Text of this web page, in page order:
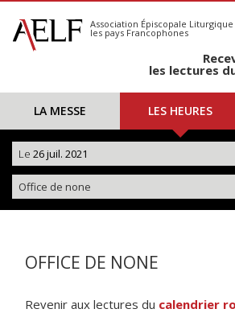
S'abonner
Calendrier
Association Épiscopale Liturgique
les pays Francophones
les lectures
LA MESSE LES HEURES
Le 26 juil. 2021
Office de none
OFFICE DE NONE
Revenir aux lectures du calendrier